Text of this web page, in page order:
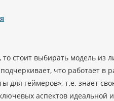
стоит выбирать модель из
что работает в
для геймеров», т.е. знает
аспектов идеальной